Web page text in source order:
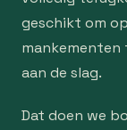
geschikt om
mankementen
aan de slag.
Dat doen we